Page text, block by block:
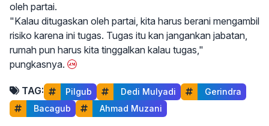
oleh partai.
"Kalau ditugaskan oleh partai, kita harus berani mengambil
risiko karena ini tugas. Tugas itu kan jangankan jabatan,
rumah pun harus kita tinggalkan kalau tugas,"
pungkasnya.
TAG: Pilgub Dedi Mulyadi
Gerindra
Bacagub
Ahmad Muzani